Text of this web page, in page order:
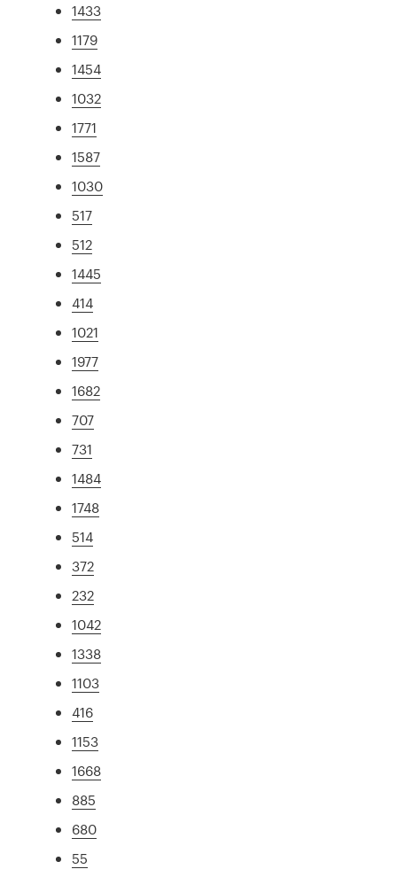
1433
1179
1454
1032
1771
1587
1030
517
512
1445
414
1021
1977
1682
707
731
1484
1748
514
372
232
1042
1338
1103
416
1153
1668
885
680
55